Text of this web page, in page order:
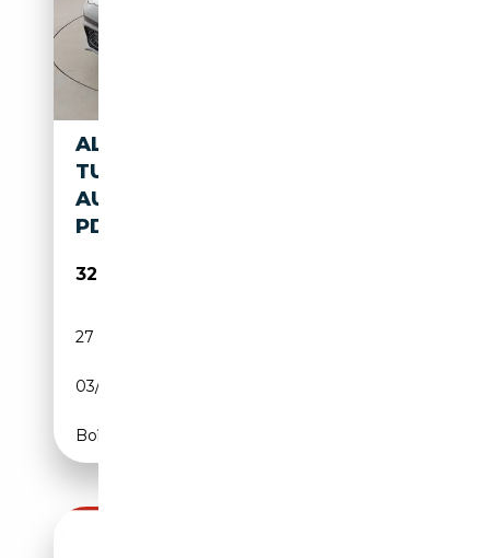
ALFA ROMEO GIULIA 2.0
TURBO TI Q4
AUT.*NAV*MATRIX*ACC*CAM*
PDC*SHZ*
32 170€
27 111 km
03/2023
Boîte automatique